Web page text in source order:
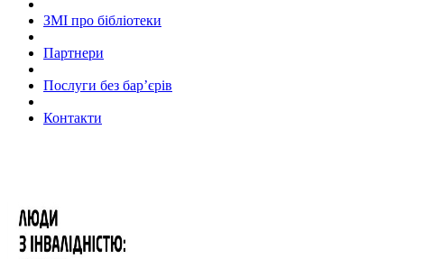
ЗМІ про бібліотеки
Партнери
Послуги без бар’єрів
Контакти